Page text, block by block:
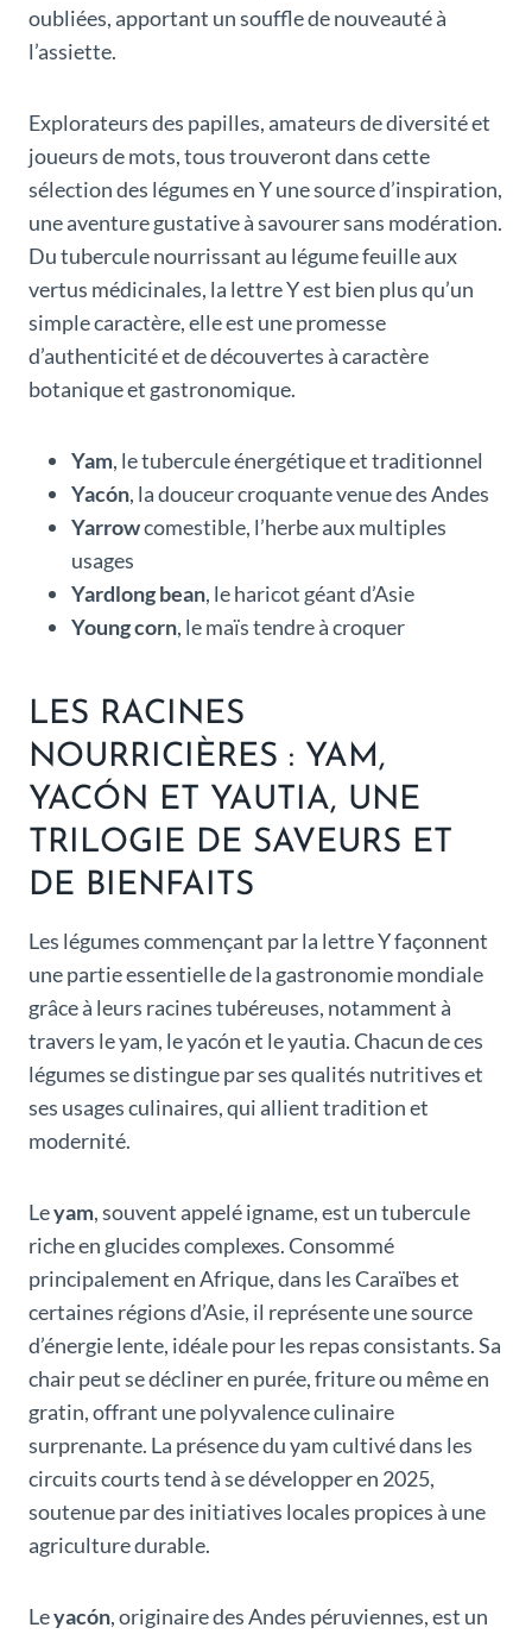
oubliées, apportant un souffle de nouveauté à
l’assiette.
Explorateurs des papilles, amateurs de diversité et
joueurs de mots, tous trouveront dans cette
sélection des légumes en Y une source d’inspiration,
une aventure gustative à savourer sans modération.
Du tubercule nourrissant au légume feuille aux
vertus médicinales, la lettre Y est bien plus qu’un
simple caractère, elle est une promesse
d’authenticité et de découvertes à caractère
botanique et gastronomique.
Yam, le tubercule énergétique et traditionnel
Yacón, la douceur croquante venue des Andes
Yarrowcomestible, l’herbe aux multiples
usages
Yardlong bean, le haricot géant d’Asie
Young corn, le maïs tendre à croquer
LES RACINES
NOURRICIÈRES : YAM,
YACÓN ET YAUTIA, UNE
TRILOGIE DE SAVEURS ET
DE BIENFAITS
Les légumes commençant par la lettre Y façonnent
une partie essentielle de la gastronomie mondiale
grâce à leurs racines tubéreuses, notamment à
travers le yam, le yacón et le yautia. Chacun de ces
légumes se distingue par ses qualités nutritives et
ses usages culinaires, qui allient tradition et
modernité.
Leyam, souvent appelé igname, est un tubercule
riche en glucides complexes. Consommé
principalement en Afrique, dans les Caraïbes et
certaines régions d’Asie, il représente une source
d’énergie lente, idéale pour les repas consistants. Sa
chair peut se décliner en purée, friture ou même en
gratin, offrant une polyvalence culinaire
surprenante. La présence du yam cultivé dans les
circuits courts tend à se développer en 2025,
soutenue par des initiatives locales propices à une
agriculture durable.
Leyacón, originaire des Andes péruviennes, est un